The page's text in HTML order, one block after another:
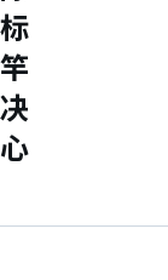
标
竿
决
心